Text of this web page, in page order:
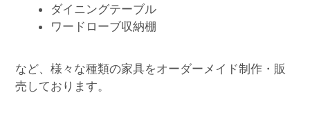
ダイニングテーブル
ワードローブ収納棚
など、様々な種類の家具をオーダーメイド制作・販
売しております。